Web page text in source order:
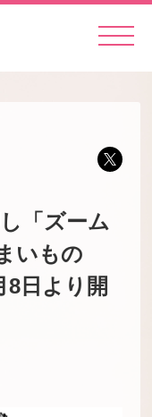
「ズーム
いもの
8日より開